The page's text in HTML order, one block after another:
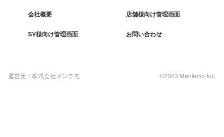
会社概要 店舗様向け管理画面
SV様向け管理画面 お問い合わせ
運営元：株式会社メンテモ ©2023 Mentemo Inc.